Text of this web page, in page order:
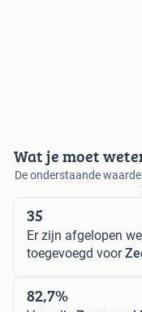
Wat je moet
De onderstaande
35
Er zijn afgelopen
toegevoegd voor
82,7%